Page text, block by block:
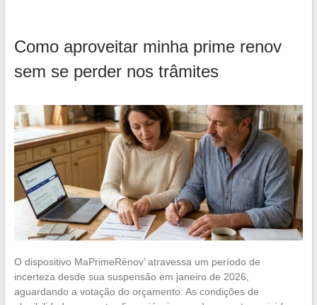
Como aproveitar minha prime renov
sem se perder nos trâmites
O dispositivo MaPrimeRénov’ atravessa um período de
incerteza desde sua suspensão em janeiro de 2026,
aguardando a votação do orçamento. As condições de